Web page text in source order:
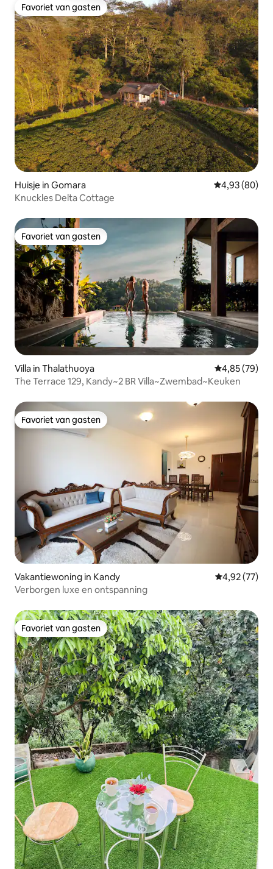
Favoriet van gasten
Favoriet van gasten
Huisje in Gomara Gemiddelde
4,93 (80)
Knuckles Delta Cottage
Favoriet van gasten
Favoriet van gasten
Villa in Thalathuoya Gemiddelde
4,85 (79)
The Terrace 129, Kandy~2 BR Villa~Zwembad~Keuken
Favoriet van gasten
Favoriet van gasten
Vakantiewoning in Kandy Gemiddelde
4,92 (77)
Verborgen luxe en ontspanning
Favoriet van gasten
Favoriet van gasten